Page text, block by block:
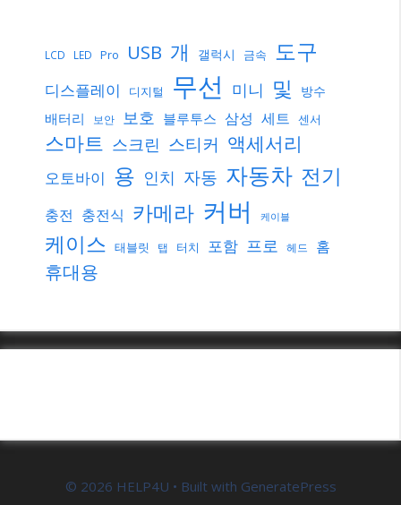
LCD LED Pro USB 개 갤럭시 금속 도구
디스플레이 디지털 무선 미니 및 방수
배터리 보안 보호 블루투스 삼성 세트 센서
스마트 스크린 스티커 액세서리
오토바이 용 인치 자동 자동차 전기
충전 충전식 카메라 커버 케이블
케이스 태블릿 탭 터치 포함 프로 헤드 홈
휴대용
© 2026 HELP4U • Built with GeneratePress